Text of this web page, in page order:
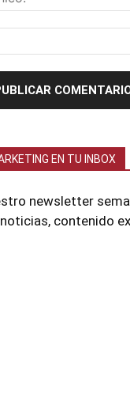
EN TU INBOX
newsletter
contenido